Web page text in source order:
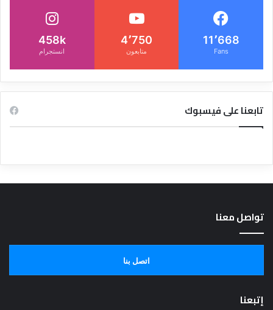
11٬668
Fans
4٬750
متابعون
458k
انستجرام
تابعنا على فيسبوك
تواصل معنا
اتصل بنا
إتبعنا